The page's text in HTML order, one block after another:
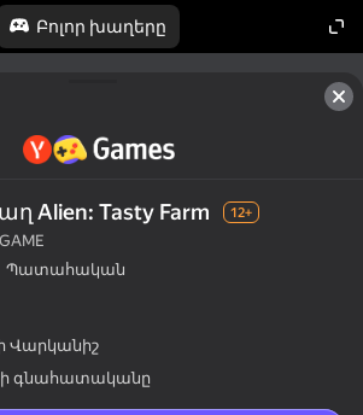
Բոլոր խաղերը
Alien: Tasty Farm 12+
Պատահական
Վարկանիշ
գնահատականը